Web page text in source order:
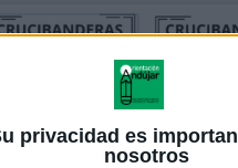
privacidad es
nosotros